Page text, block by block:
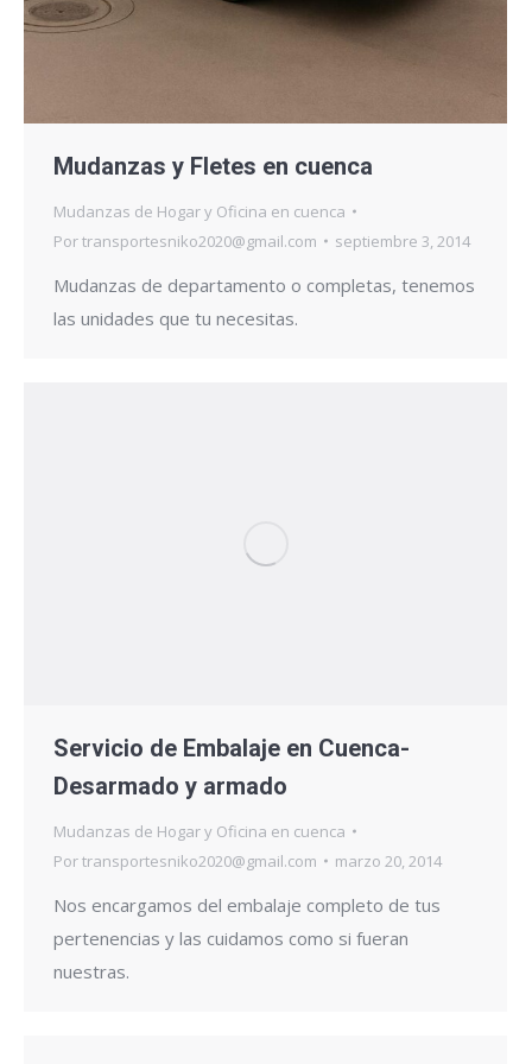
Mudanzas y Fletes en cuenca
Mudanzas de Hogar y Oficina en cuenca
Portransportesniko2020@gmail.com septiembre 3, 2014
Mudanzas de departamento o completas, tenemos
las unidades que tu necesitas.
Servicio de Embalaje en Cuenca-
Desarmado y armado
Mudanzas de Hogar y Oficina en cuenca
Portransportesniko2020@gmail.com marzo 20, 2014
Nos encargamos del embalaje completo de tus
pertenencias y las cuidamos como si fueran
nuestras.